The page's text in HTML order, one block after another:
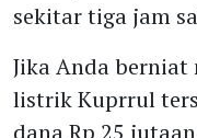
sekitar tiga jam
Jika Anda
listrik Kuprrul